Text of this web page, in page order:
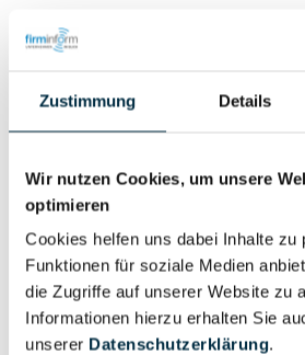
Zustimmung Details
Wir nutzen Cookies, um unsere
optimieren
Cookies helfen uns dabei Inhalte zu
Funktionen für soziale Medien
die Zugriffe auf unserer Website zu
Informationen hierzu erhalten Sie
unserer Datenschutzerklärung.
Personen im Unternehmen
Liquidator (1)
Wirtschaftlich
Berechtigter